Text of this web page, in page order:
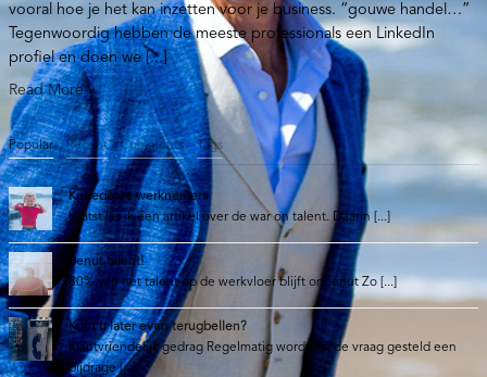
vooral hoe je het kan inzetten voor je business. “gouwe handel…”
Tegenwoordig hebben de meeste professionals een LinkedIn
profiel en doen we [...]
Read More »
Popular Recent Comments Tags
Kneedbare werknemers
Laatst las ik een artikel over de war on talent. Daarin [...]
Benut talent!
80% van het talent op de werkvloer blijft onbenut Zo [...]
Kunt u later even terugbellen?
Klantvriendelijk gedrag Regelmatig wordt mij de vraag gesteld een
bijdrage [...]